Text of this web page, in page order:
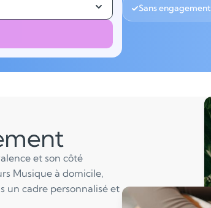
Sans engagement
et son côté
Musique à domicile,
un cadre personnalisé et